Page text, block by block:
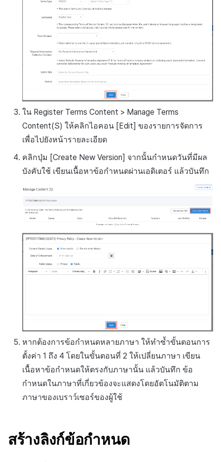
ใน Register Terms Content > Manage Terms
Content(S) ให้คลิกไอคอน [Edit] ของรายการจัดการ
เพื่อไปยังหน้ารายละเอียด
คลิกปุ่ม [Create New Version] จากนั้นกำหนดวันที่มีผล
บังคับใช้ เขียนเนื้อหาข้อกำหนดผ่านเอดิเตอร์ แล้วบันทึก
หากต้องการข้อกำหนดหลายภาษา ให้ทำซ้ำขั้นตอนการ
ตั้งค่า 1 ถึง 4 โดยในขั้นตอนที่ 2 ให้เปลี่ยนภาษา เขียน
เนื้อหาข้อกำหนดให้ตรงกับภาษานั้น แล้วบันทึก ข้อ
กำหนดในภาษาที่เกี่ยวข้องจะแสดงโดยอัตโนมัติตาม
ภาษาของเบราว์เซอร์ของผู้ใช้
สร้างลิงก์ข้อกำหนด